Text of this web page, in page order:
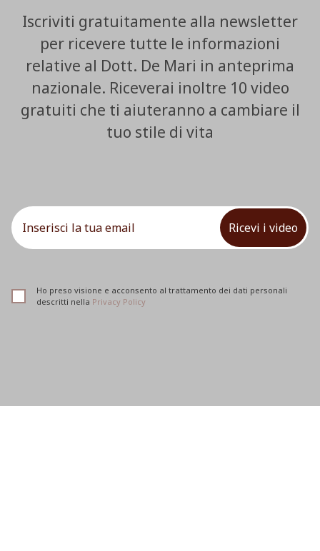
Iscriviti gratuitamente alla newsletter
per ricevere tutte le informazioni
relative al Dott. De Mari in anteprima
nazionale. Riceverai inoltre 10 video
gratuiti che ti aiuteranno a cambiare il
tuo stile di vita
Ricevi i video
Ho preso visione e acconsento al trattamento dei dati personali
descritti nella Privacy Policy